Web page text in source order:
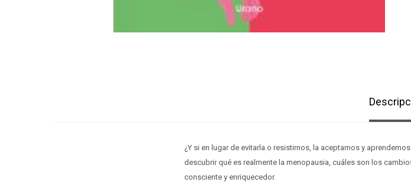
¿Y si en lugar de evitarla o resistirnos, la aceptamos y
descubrir qué es realmente la menopausia, cuáles son los
consciente y enriquecedor.